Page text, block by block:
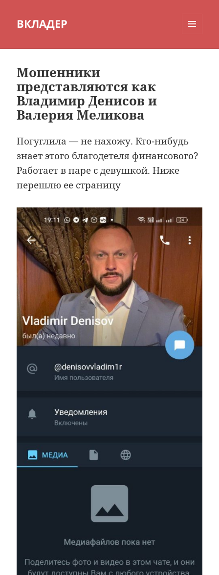
ВКЛАДЕР
Мошенники
представляются как
Владимир Денисов и
Валерия Меликова
Погуглила — не нахожу. Кто-нибудь
знает этого благодетеля финансового?
Работает в паре с девушкой. Ниже
перешлю ее страницу